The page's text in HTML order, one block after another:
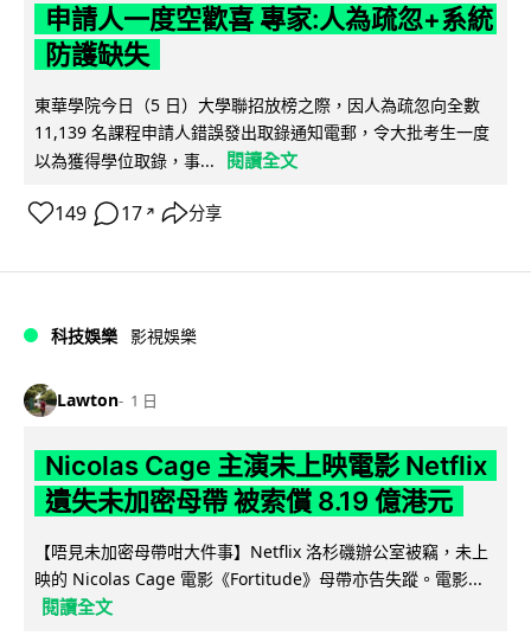
申請人一度空歡喜 專家:人為疏忽+系統
防護缺失
東華學院今日（5 日）大學聯招放榜之際，因人為疏忽向全數
11,139 名課程申請人錯誤發出取錄通知電郵，令大批考生一度
以為獲得學位取錄，事...
閱讀全文
149 17 ↗ 分享
科技娛樂 影視娛樂
Lawton 1 日
Nicolas Cage 主演未上映電影 Netflix
遺失未加密母帶 被索償 8.19 億港元
【唔見未加密母帶咁大件事】Netflix 洛杉磯辦公室被竊，未上
映的 Nicolas Cage 電影《Fortitude》母帶亦告失蹤。電影...
閱讀全文